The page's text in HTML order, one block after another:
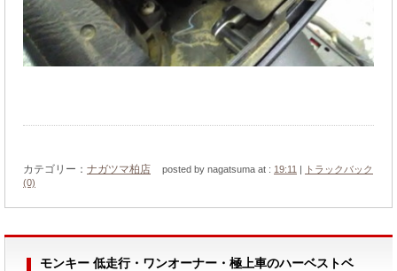
カテゴリー： ナガツマ柏店 posted by nagatsuma at : 19:11 |
トラックバック
(0)
モンキー 低走行・ワンオーナー・極上車のハーベストベ